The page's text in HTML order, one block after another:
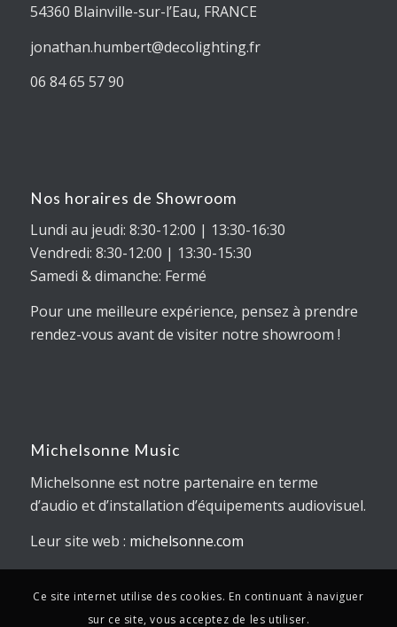
54360 Blainville-sur-l’Eau, FRANCE
jonathan.humbert@decolighting.fr
06 84 65 57 90
Nos horaires de Showroom
Lundi au jeudi: 8:30-12:00 | 13:30-16:30
Vendredi: 8:30-12:00 | 13:30-15:30
Samedi & dimanche: Fermé
Pour une meilleure expérience, pensez à prendre
rendez-vous avant de visiter notre showroom !
Michelsonne Music
Michelsonne est notre partenaire en terme
d’audio et d’installation d’équipements audiovisuel.
Leur site web : michelsonne.com
Ce site internet utilise des cookies. En continuant à naviguer
sur ce site, vous acceptez de les utiliser.